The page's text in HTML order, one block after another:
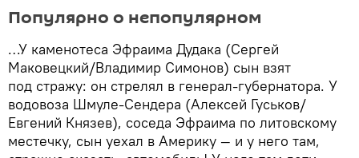
Популярно о непопулярном
…У каменотеса Эфраима Дудака (Сергей
Маковецкий/Владимир Симонов) сын взят
под стражу: он стрелял в генерал-губернатора. У
водовоза Шмуле-Сендера (Алексей Гуськов/
Евгений Князев), соседа Эфраима по литовскому
местечку, сын уехал в Америку — и у него там,